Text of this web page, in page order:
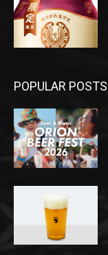
POPULAR POSTS